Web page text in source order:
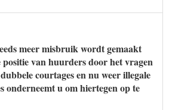
meer misbruik wordt gemaakt
van huurders door het vragen
courtages en nu weer illegale
onderneemt u om hiertegen op te